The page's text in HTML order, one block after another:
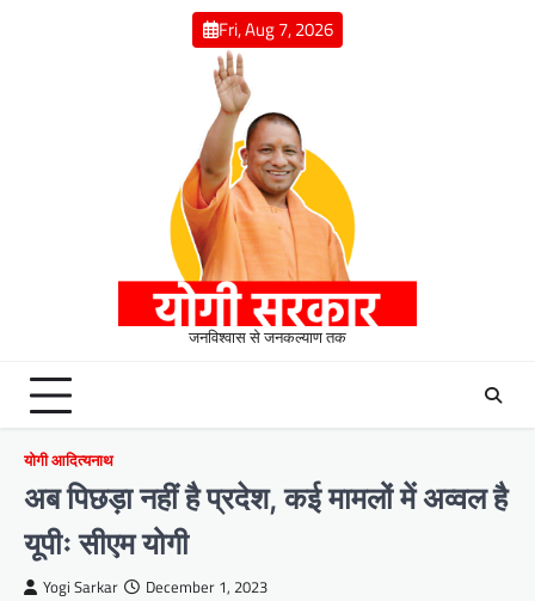
Fri, Aug 7, 2026
जनविश्वास से जनकल्याण तक
योगी आदित्यनाथ
अब पिछड़ा नहीं है प्रदेश, कई मामलों में अव्वल है
यूपीः सीएम योगी
Yogi Sarkar December 1, 2023